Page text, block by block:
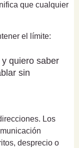
que cualquier
el límite:
quiero saber
sin
Los
desprecio o